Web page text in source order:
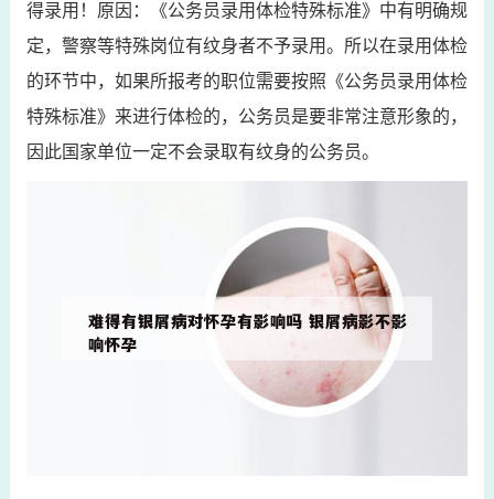
得录用！原因：《公务员录用体检特殊标准》中有明确规
定，警察等特殊岗位有纹身者不予录用。所以在录用体检
的环节中，如果所报考的职位需要按照《公务员录用体检
特殊标准》来进行体检的，公务员是要非常注意形象的，
因此国家单位一定不会录取有纹身的公务员。